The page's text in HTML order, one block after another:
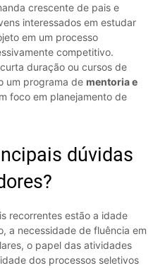
crescente de pais e
interessados em estudar
em um processo
competitivo.
duração ou cursos de
um programa de mentoria e
foco em planejamento de
dúvidas
recorrentes estão a idade
a necessidade de fluência em
o papel das atividades
dos processos seletivos